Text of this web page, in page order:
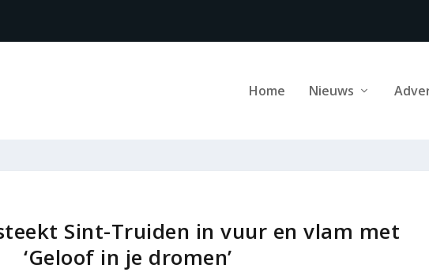
Home Nieuws
Sint-Truiden in vuur en vlam met
‘Geloof in je dromen’